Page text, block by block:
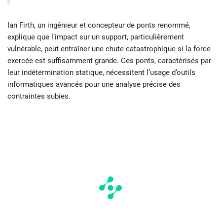
Ian Firth, un ingénieur et concepteur de ponts renommé,
explique que l’impact sur un support, particulièrement
vulnérable, peut entraîner une chute catastrophique si la force
exercée est suffisamment grande. Ces ponts, caractérisés par
leur indétermination statique, nécessitent l’usage d’outils
informatiques avancés pour une analyse précise des
contraintes subies.